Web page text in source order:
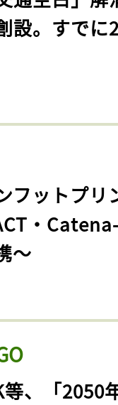
設。すでに
フットプリ
・
〜
等、「2050